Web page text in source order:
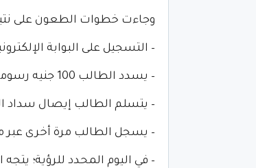
وجاءت خطوات الطعون على نتيجة
– التسجيل على البوابة
– يسدد الطالب 100 جنيه رسوما عن كل مادة.
– يتسلم الطالب إيصال سداد
– يسجل الطالب مرة أخرى عبر
– في اليوم المحدد للرؤية؛